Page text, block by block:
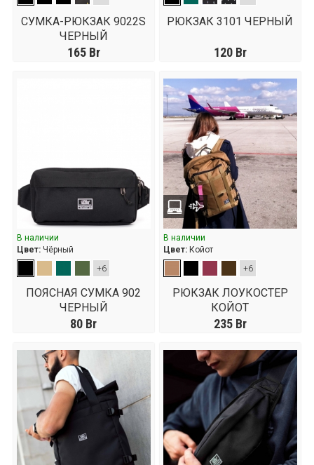
СУМКА-РЮКЗАК 9022S
ЧЕРНЫЙ
165 Br
РЮКЗАК 3101 ЧЕРНЫЙ
120 Br
В наличии
Цвет:Чёрный
+6
ПОЯСНАЯ СУМКА 902
ЧЕРНЫЙ
80 Br
В наличии
Цвет: Койот
+6
РЮКЗАК ЛОУКОСТЕР
КОЙОТ
235 Br